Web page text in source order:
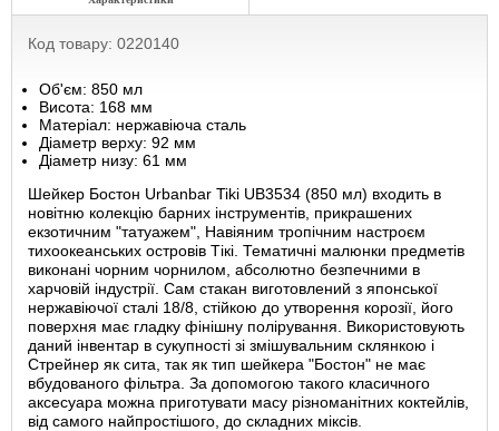
Код товару: 0220140
Об'єм: 850 мл
Висота: 168 мм
Матеріал: нержавіюча сталь
Діаметр верху: 92 мм
Діаметр низу: 61 мм
Шейкер Бостон Urbanbar Tiki UB3534 (850 мл) входить в
новітню колекцію барних інструментів, прикрашених
екзотичним "татуажем", Навіяним тропічним настроєм
тихоокеанських островів Тікі. Тематичні малюнки предметів
виконані чорним чорнилом, абсолютно безпечними в
харчовій індустрії. Сам стакан виготовлений з японської
нержавіючої сталі 18/8, стійкою до утворення корозії, його
поверхня має гладку фінішну полірування. Використовують
даний інвентар в сукупності зі змішувальним склянкою і
Стрейнер як сита, так як тип шейкера "Бостон" не має
вбудованого фільтра. За допомогою такого класичного
аксесуара можна приготувати масу різноманітних коктейлів,
від самого найпростішого, до складних міксів.